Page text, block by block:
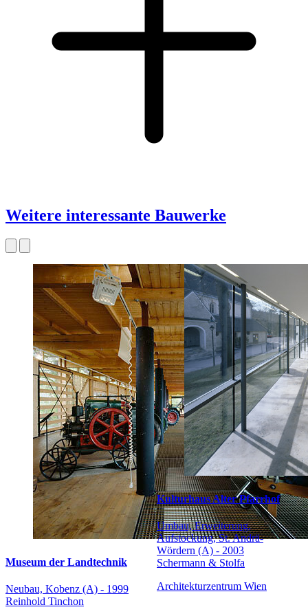
Weitere interessante Bauwerke
Museum der Landtechnik
Neubau, Kobenz (A) - 1999
Reinhold Tinchon
Kulturhaus Alter Pfarrhof
Umbau, Erweiterung,
Aufstockung, St. Andrä-
Wördern (A) - 2003
Schermann & Stolfa
Architekturzentrum Wien